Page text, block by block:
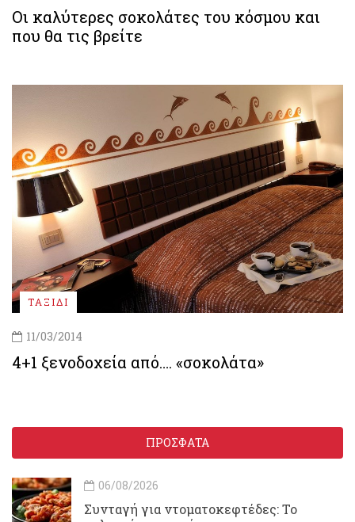
Οι καλύτερες σοκολάτες του κόσμου και
που θα τις βρείτε
ΤΑΞΙΔΙ
11/03/2014
4+1 ξενοδοχεία από…. «σοκολάτα»
ΠΡΟΣΦΑΤΑ
06/08/2026
Συνταγή για ντοματοκεφτέδες: Το